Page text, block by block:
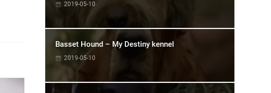
2019-05-10
Basset Hound – My Destiny kennel
2019-05-10